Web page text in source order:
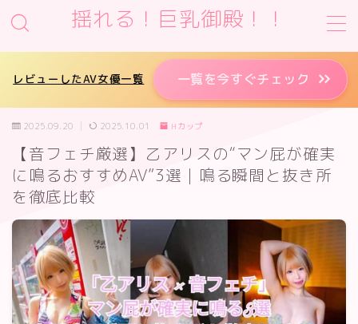
揺れる！巨乳御殿！！
サイト運営者情報
プライバシーポリシー
お問い合わせ
レビューしたAV女優一覧 一覧を今すぐチェック
2025.09.20 2025.10.01 Hカップ
【音フェチ厳選】乙アリスの“マン屁が確実
に鳴るおすすめAV”3選｜鳴る瞬間と抜き所
を徹底比較